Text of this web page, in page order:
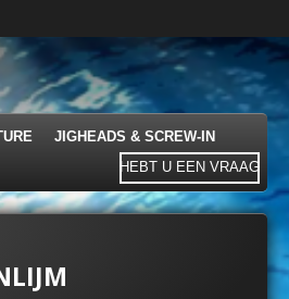
JIGHEADS & SCREW-IN
HEBT U EEN VRAAG